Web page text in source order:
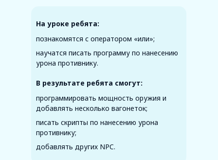
На уроке ребята:
В результате ребята смогут:
познакомятся с оператором «или»;
научатся писать программу по нанесению
урона противнику.
программировать мощность оружия и
добавлять несколько вагонеток;
писать скрипты по нанесению урона
противнику;
добавлять других NPC.
Создаем игру по
мотивам Minecraft
Создаем игру по
мотивам Minecraft